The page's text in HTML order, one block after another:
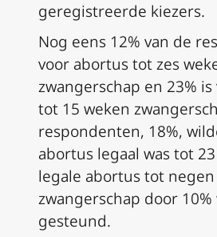
geregistreerde kiezers.
Nog eens 12% van de
voor abortus tot zes
zwangerschap en 23%
tot 15 weken
respondenten, 18%,
abortus legaal was tot
legale abortus tot
zwangerschap door 10%
gesteund.